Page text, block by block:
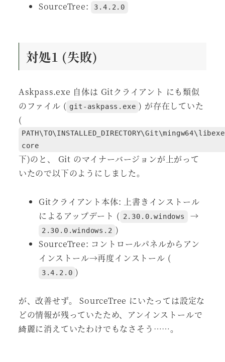
SourceTree:
3.4.2.0
対処1 (失敗)
Askpass.exe 自体は Gitクライアント にも類似
のファイル ( git-askpass.exe ) が存在していた
(
core
下)のと、 Git のマイナーバージョンが上がって
いたので以下のようにしました。
Gitクライアント本体: 上書きインストール
によるアップデート ( 2.30.0.windows →
2.30.0.windows.2 )
SourceTree: コントロールパネルからアン
インストール→再度インストール (
3.4.2.0 )
が、改善せず。 SourceTree にいたっては設定な
どの情報が残っていたため、アンインストールで
綺麗に消えていたわけでもなさそう……。